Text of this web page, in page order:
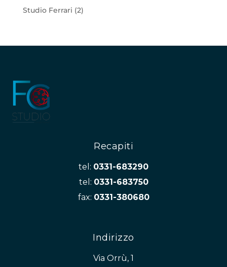
Studio Ferrari (2)
Recapiti
tel: 0331-683290
tel: 0331-683750
fax: 0331-380680
Indirizzo
Via Orrù, 1